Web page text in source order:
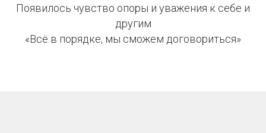
Появилось чувство опоры и уважения к себе и
другим
«Всё в порядке, мы сможем договориться»